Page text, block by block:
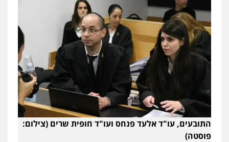
התובעים, עו"ד אלעד פנחס ועו"ד חופית שרים (צילום:
פוסטה)